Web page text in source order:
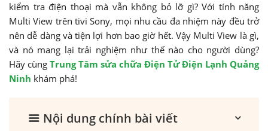
kiểm tra điện thoại mà vẫn không bỏ lỡ gì? Với tính năng
Multi View trên tivi Sony, mọi nhu cầu đa nhiệm này đều trở
nên dễ dàng và tiện lợi hơn bao giờ hết. Vậy Multi View là gì,
và nó mang lại trải nghiệm như thế nào cho người dùng?
Hãy cùng Trung Tâm sửa chữa Điện Tử Điện Lạnh Quảng
Ninh khám phá!
Nội dung chính bài viết